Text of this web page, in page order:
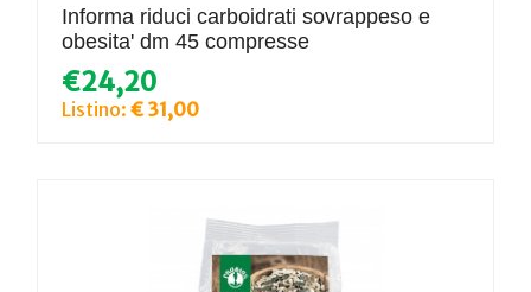
Informa riduci carboidrati sovrappeso e
obesita' dm 45 compresse
€24,20
Listino: € 31,00